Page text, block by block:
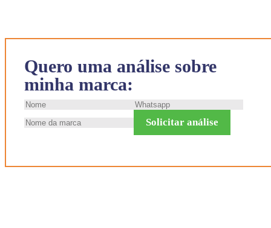
Quero uma análise sobre
minha marca:
Solicitar análise